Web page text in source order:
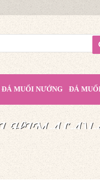
ĐÁ MUỐI NƯỚNG ĐÁ
THIÊN NHIÊN
TỪ THIÊN NHIÊN
CUỘC SỐNG